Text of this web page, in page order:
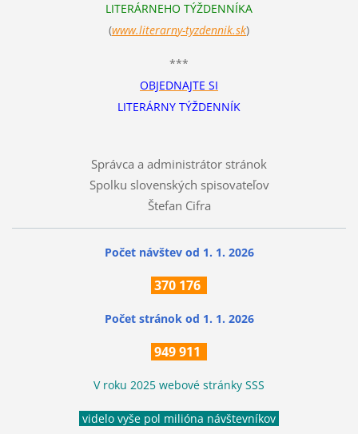
LITERÁRNEHO TÝŽDENNÍKA
(www.literarny-tyzdennik.sk)
***
OBJEDNAJTE SI
LITERÁRNY TÝŽDENNÍK
Správca a administrátor stránok
Spolku slovenských spisovateľov
Štefan Cifra
Počet návštev od 1. 1. 2026
370 176
Počet stránok od 1. 1. 2026
949 911
V roku 2025 webové stránky SSS
videlo vyše pol milióna návštevníkov